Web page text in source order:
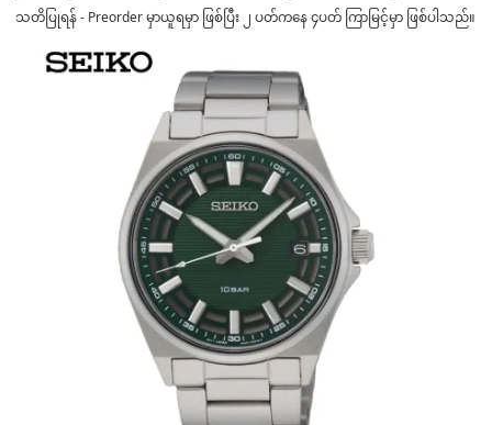
သတိပြုရန် - Preorder မှာယူရမှာ ဖြစ်ပြီး ၂ ပတ်ကနေ ၄ပတ် ကြာမြင့်မှာ ဖြစ်ပါသည်။